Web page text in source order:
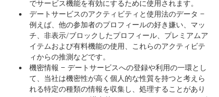
でサービス機能を有効にするために使用されます。
デートサービスのアクティビティと使用法のデータ –
例えば、他の参加者のプロフィールの好き嫌い、マッ
チ、非表示/ブロックしたプロフィール、プレミアムア
イテムおよび有料機能の使用、これらのアクティビテ
ィからの推測などです。
機密情報 – デートサービスへの登録や利用の一環とし
て、当社は機密性が高く個人的な性質を持つと考えら
れる特定の種類の情報を収集し、処理することがあり